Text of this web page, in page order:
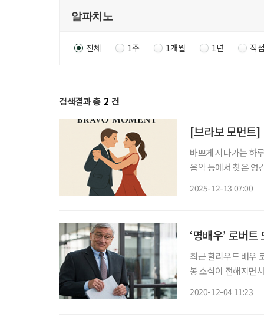
전체 1주 1개월 1년 직
검색결과 총 2 건
[브라보 모먼트
바쁘게 지나가는 하
음악 등에서 찾은 영감의 한
2025-12-13 07:00
‘명배우’ 로버
최근 할리우드 배우
봉 소식이 전해지면
2020-12-04 11:23